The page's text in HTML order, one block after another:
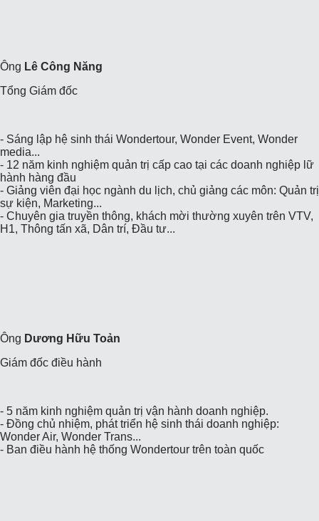
Ông Lê Công Năng
Tổng Giám đốc
- Sáng lập hệ sinh thái Wondertour, Wonder Event, Wonder
media...
- 12 năm kinh nghiệm quản trị cấp cao tại các doanh nghiệp lữ
hành hàng đầu
- Giảng viên đại học ngành du lịch, chủ giảng các môn: Quản trị
sự kiện, Marketing...
- Chuyên gia truyền thông, khách mời thường xuyên trên VTV,
H1, Thông tấn xã, Dân trí, Đầu tư...
Ông Dương Hữu Toản
Giám đốc điều hành
- 5 năm kinh nghiệm quản trị vận hành doanh nghiệp.
- Đồng chủ nhiệm, phát triển hệ sinh thái doanh nghiệp:
Wonder Air, Wonder Trans...
- Ban điều hành hệ thống Wondertour trên toàn quốc